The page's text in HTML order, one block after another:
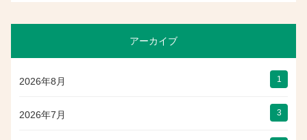
アーカイブ
2026年8月 1
2026年7月 3